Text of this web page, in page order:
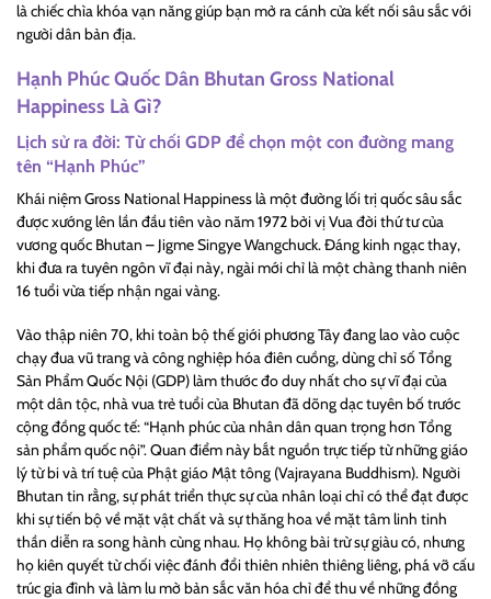
là chiếc chìa khóa vạn năng giúp bạn mở ra cánh cửa kết nối sâu sắc với
người dân bản địa.
Hạnh Phúc Quốc Dân Bhutan Gross National
Happiness Là Gì?
Lịch sử ra đời: Từ chối GDP để chọn một con đường mang
tên “Hạnh Phúc”
Khái niệmGross National Happinesslà một đường lối trị quốc sâu sắc
được xướng lên lần đầu tiên vào năm 1972 bởi vị Vua đời thứ tư của
vương quốc Bhutan – Jigme Singye Wangchuck. Đáng kinh ngạc thay,
khi đưa ra tuyên ngôn vĩ đại này, ngài mới chỉ là một chàng thanh niên
16 tuổi vừa tiếp nhận ngai vàng.
Vào thập niên 70, khi toàn bộ thế giới phương Tây đang lao vào cuộc
chạy đua vũ trang và công nghiệp hóa điên cuồng, dùng chỉ số Tổng
Sản Phẩm Quốc Nội (GDP) làm thước đo duy nhất cho sự vĩ đại của
một dân tộc, nhà vua trẻ tuổi của Bhutan đã dõng dạc tuyên bố trước
cộng đồng quốc tế: “Hạnh phúc của nhân dân quan trọng hơn Tổng
sản phẩm quốc nội”. Quan điểm này bắt nguồn trực tiếp từ những giáo
lý từ bi và trí tuệ của Phật giáo Mật tông (Vajrayana Buddhism). Người
Bhutan tin rằng, sự phát triển thực sự của nhân loại chỉ có thể đạt được
khi sự tiến bộ về mặt vật chất và sự thăng hoa về mặt tâm linh tinh
thần diễn ra song hành cùng nhau. Họ không bài trừ sự giàu có, nhưng
họ kiên quyết từ chối việc đánh đổi thiên nhiên thiêng liêng, phá vỡ cấu
trúc gia đình và làm lu mờ bản sắc văn hóa chỉ để thu về những đồng